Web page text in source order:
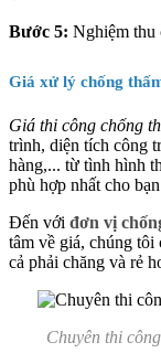
Bước 5: Nghiệm thu
Giá xử lý chống
Giá thi công chống
trình, diện tích công
hàng,... từ tình hình
phù hợp nhất cho
Đến với đơn vị
tâm về giá, chúng
cả phải chăng và rẻ
Chuyên thi